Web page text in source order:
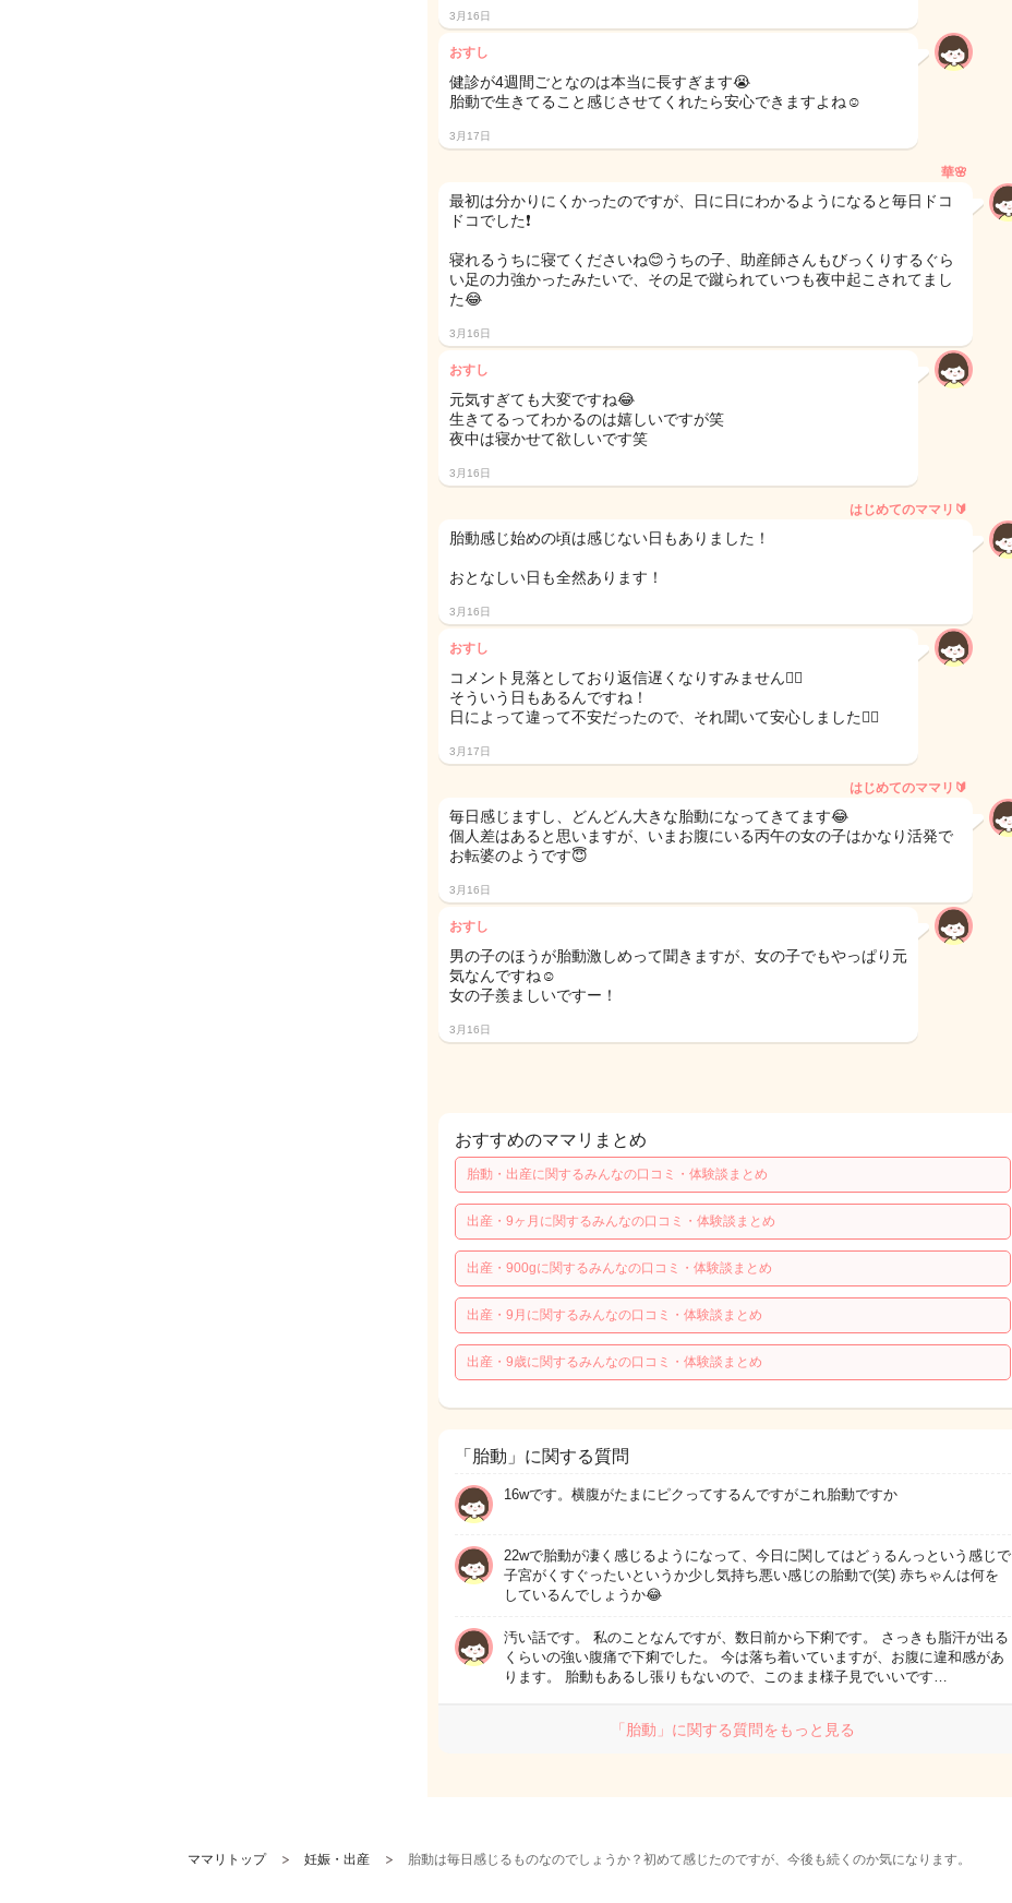
3月16日
おすし
健診が4週間ごとなのは本当に長すぎます😭
胎動で生きてること感じさせてくれたら安心できますよね☺️
3月17日
華🌸
最初は分かりにくかったのですが、日に日にわかるようになると毎日ドコ
ドコでした❗️
寝れるうちに寝てくださいね😊うちの子、助産師さんもびっくりするぐら
い足の力強かったみたいで、その足で蹴られていつも夜中起こされてまし
た😂
3月16日
おすし
元気すぎても大変ですね😂
生きてるってわかるのは嬉しいですが笑
夜中は寝かせて欲しいです笑
3月16日
はじめてのママリ🔰
胎動感じ始めの頃は感じない日もありました！
おとなしい日も全然あります！
3月16日
おすし
コメント見落としており返信遅くなりすみません🙇‍♀️
そういう日もあるんですね！
日によって違って不安だったので、それ聞いて安心しました😮‍💨
3月17日
はじめてのママリ🔰
毎日感じますし、どんどん大きな胎動になってきてます😂
個人差はあると思いますが、いまお腹にいる丙午の女の子はかなり活発で
お転婆のようです😇
3月16日
おすし
男の子のほうが胎動激しめって聞きますが、女の子でもやっぱり元
気なんですね☺️
女の子羨ましいですー！
3月16日
おすすめのママリまとめ
胎動・出産に関するみんなの口コミ・体験談まとめ
出産・9ヶ月に関するみんなの口コミ・体験談まとめ
出産・900gに関するみんなの口コミ・体験談まとめ
出産・9月に関するみんなの口コミ・体験談まとめ
出産・9歳に関するみんなの口コミ・体験談まとめ
「胎動」に関する質問
16wです。横腹がたまにピクってするんですがこれ胎動ですか
22wで胎動が凄く感じるようになって、今日に関してはどぅるんっという感じで
子宮がくすぐったいというか少し気持ち悪い感じの胎動で(笑) 赤ちゃんは何を
しているんでしょうか😂
汚い話です。 私のことなんですが、数日前から下痢です。 さっきも脂汗が出る
くらいの強い腹痛で下痢でした。 今は落ち着いていますが、お腹に違和感があ
ります。 胎動もあるし張りもないので、このまま様子見でいいです…
「胎動」に関する質問をもっと見る
ママリトップ 妊娠・出産 胎動は毎日感じるものなのでしょうか？初めて感じたのですが、今後も続くのか気になります。